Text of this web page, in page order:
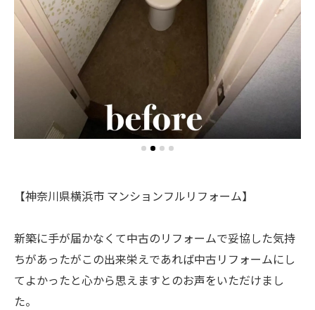
【神奈川県横浜市 マンションフルリフォーム】
新築に手が届かなくて中古のリフォームで妥協した気持
ちがあったがこの出来栄えであれば中古リフォームにし
てよかったと心から思えますとのお声をいただけまし
た。